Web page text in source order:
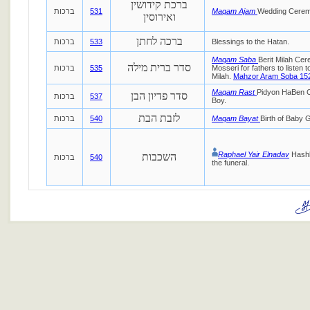
ברכות 531
ברכת קידושין
ואירוסין
Maqam Ajam Wedding
ברכות 533 ברכה לחתן Blessings to the Hatan.
ברכות 535 סדר ברית מילה
Maqam Saba Berit Milah
Mosseri for fathers to listen
Milah. Mahzor Aram Soba
ברכות 537 סדר פדיון הבן Maqam Rast Pidyon HaBen
Boy.
ברכות 540 לזבת הבת Maqam Bayat Birth of Baby
ברכות 540 השכבות Raphael Yair Elnadav
the funeral.